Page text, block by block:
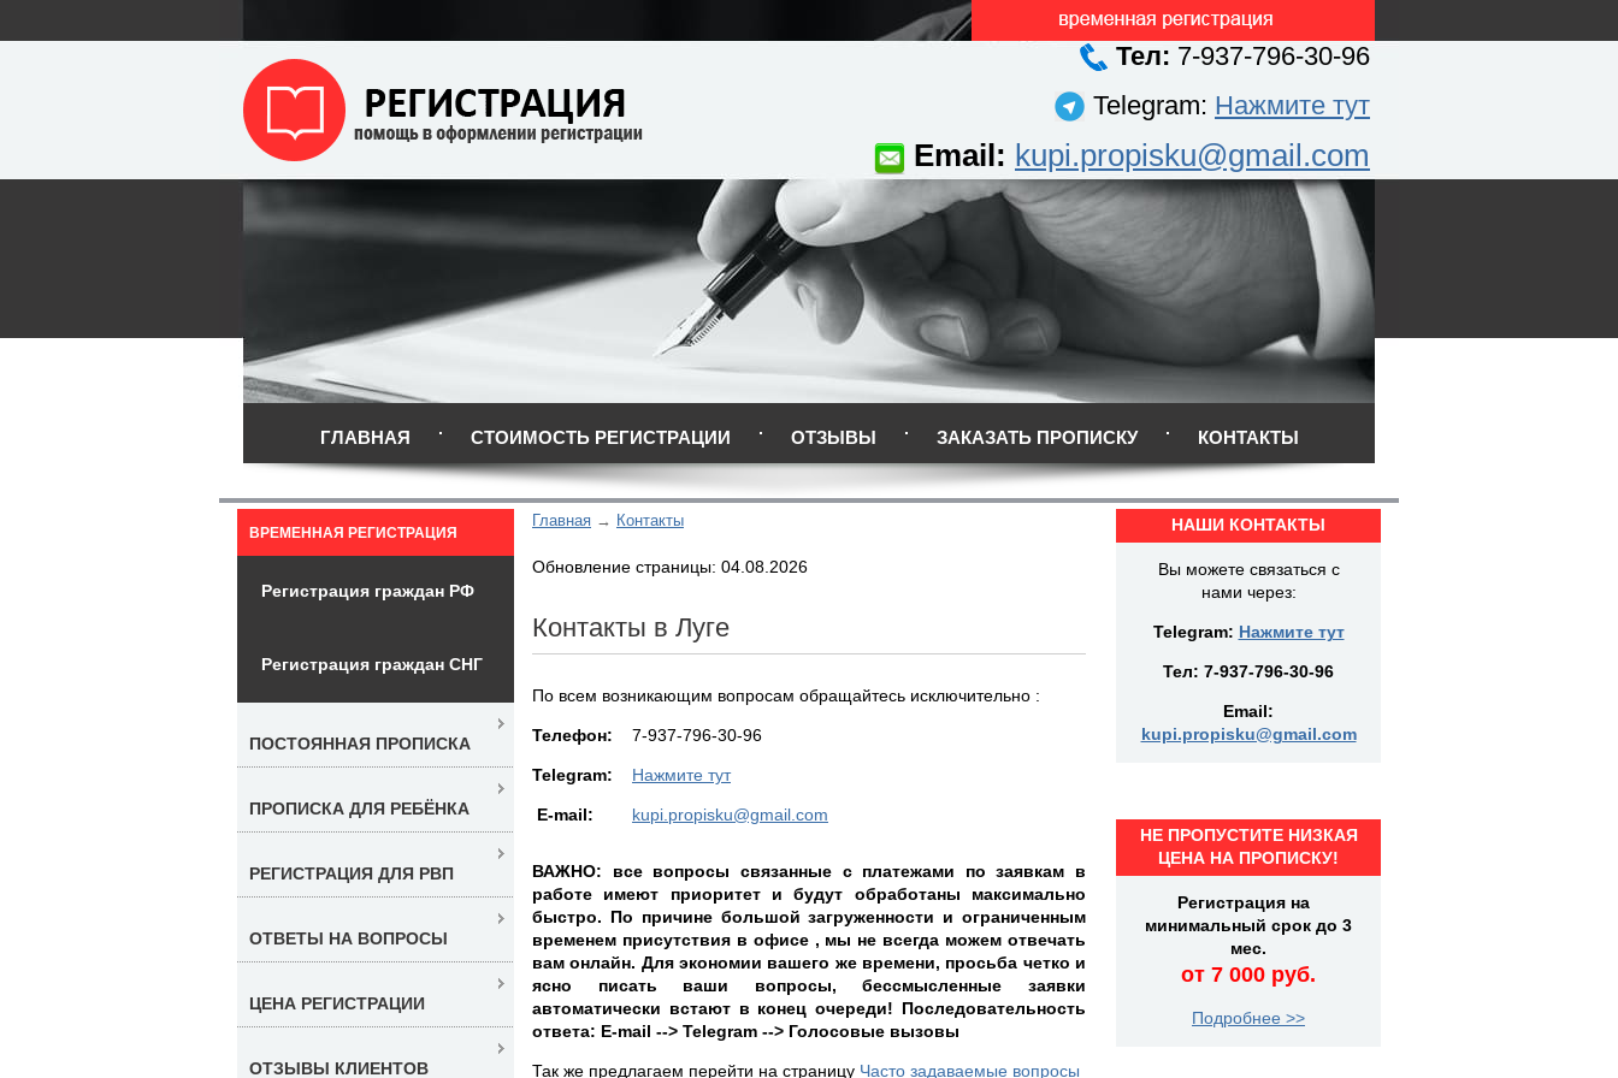
Тел: 7-937-796-30-96
Telegram: Нажмите тут
Email: kupi.propisku@gmail.com
ГЛАВНАЯ СТОИМОСТЬ РЕГИСТРАЦИИ ОТЗЫВЫ ЗАКАЗАТЬ ПРОПИСКУ КОНТАКТЫ
Главная Контакты
Обновление страницы: 04.08.2026
Контакты в Луге
По всем возникающим вопросам обращайтесь исключительно :
Teлефон: 7-937-796-30-96
Telegram: Нажмите тут
E-mail: kupi.propisku@gmail.com
ВАЖНО: все вопросы связанные с платежами по заявкам в
работе имеют приоритет и будут обработаны максимально
быстро. По причине большой загруженности и ограниченным
временем присутствия в офисе , мы не всегда можем отвечать
вам онлайн. Для экономии вашего же времени, просьба четко и
ясно писать ваши вопросы, бессмысленные заявки
автоматически встают в конец очереди! Последовательность
ответа: E-mail --> Telegram --> Голосовые вызовы
Так же предлагаем перейти на страницу Часто задаваемые вопросы
ВРЕМЕННАЯ РЕГИСТРАЦИЯ
Регистрация граждан РФ
Регистрация граждан СНГ
ПОСТОЯННАЯ ПРОПИСКА
ПРОПИСКА ДЛЯ РЕБЁНКА
РЕГИСТРАЦИЯ ДЛЯ РВП
ОТВЕТЫ НА ВОПРОСЫ
ЦЕНА РЕГИСТРАЦИИ
ОТЗЫВЫ КЛИЕНТОВ
НАШИ КОНТАКТЫ
Вы можете связаться с
нами через:
Telegram: Нажмите тут
Тел: 7-937-796-30-96
Email:
kupi.propisku@gmail.com
НЕ ПРОПУСТИТЕ НИЗКАЯ
ЦЕНА НА ПРОПИСКУ!
Регистрация на
минимальный срок до 3
мес.
от 7 000 руб.
Подробнее >>